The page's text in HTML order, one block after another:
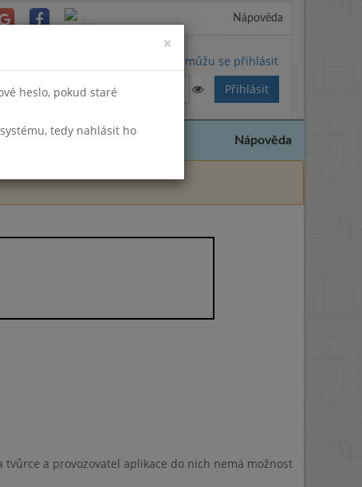
Nápověda
Nemůžu se přihlásit
Nápověda
a provozovatel aplikace do nich nemá možnost
×
heslo, pokud staré
tedy nahlásit ho